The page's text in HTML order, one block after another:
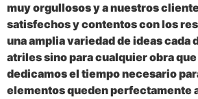
muy orgullosos y a nuestros
satisfechos y contentos con los
una amplia variedad de ideas cada
atriles sino para cualquier obra
dedicamos el tiempo necesario
elementos queden perfectamente